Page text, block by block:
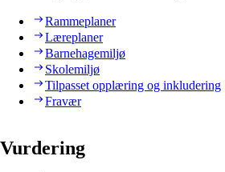
Rammeplaner
Læreplaner
Barnehagemiljø
Skolemiljø
Tilpasset opplæring og inkludering
Fravær
Vurdering